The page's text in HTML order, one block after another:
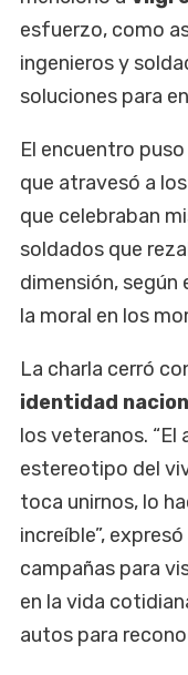
esfuerzo, como
ingenieros y
soluciones para
El encuentro
que atravesó a
que celebraban
soldados que
dimensión, según
la moral en los
La charla cerró
identidad
los veteranos. “El
estereotipo del
toca unirnos, lo
increíble”,
campañas para
en la vida
autos para